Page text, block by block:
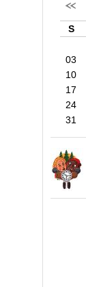
S
03
10
17
24
31